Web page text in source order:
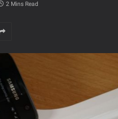
2 Mins Read